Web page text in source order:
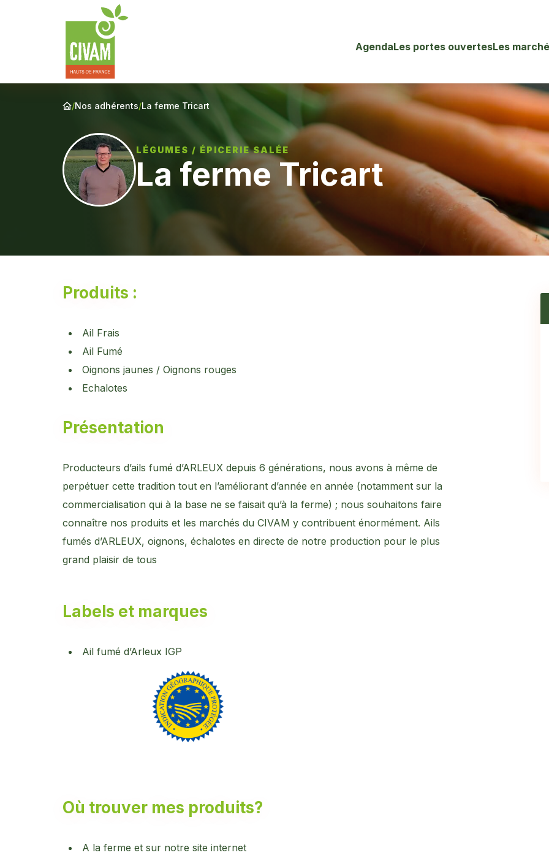
AgendaLes portes ouvertesLes
/Nos adhérents/La ferme Tricart
LÉGUMES / ÉPICERIE SALÉE
La ferme Tricart
Produits :
Ail Frais
Ail Fumé
Oignons jaunes / Oignons rouges
Echalotes
Présentation
Producteurs d’ails fumé d’ARLEUX depuis 6 générations, nous avons à même de
perpétuer cette tradition tout en l’améliorant d’année en année (notamment sur la
commercialisation qui à la base ne se faisait qu’à la ferme) ; nous souhaitons faire
connaître nos produits et les marchés du CIVAM y contribuent énormément. Ails
fumés d’ARLEUX, oignons, échalotes en directe de notre production pour le plus
grand plaisir de tous
Labels et marques
Ail fumé d’Arleux IGP
Où trouver mes produits?
A la ferme et sur notre site internet